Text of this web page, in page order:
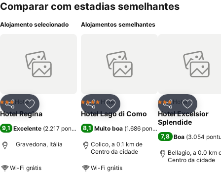
Comparar com estadias semelhantes
Alojamento selecionado
PartilharAdicionar aos favoritos
3 Estrelas
Hotel
Hotel Regina
9,1 Excelente (2.217 pontuações)
Gravedona, Itália
Wi-Fi grátis
Alojamentos semelhantes
PartilharAdicionar aos favoritos
4 EstrelasHotel
Hotel Lago di Como
8,1 Muito boa (1.686 pontuações
Colico, a 0.1 km de
Centro da cidade
Wi-Fi grátis
Partilhar
3 Estrelas
Hotel
Hotel Excelsior
Splendide
7,8 Boa (3.054
Bellagio, a 0.0 km
Centro da cidade